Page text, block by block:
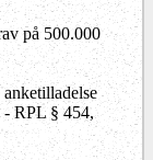
på 500.000
RPL § 454,